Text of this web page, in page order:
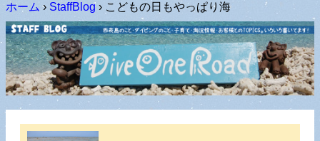
ホーム › StaffBlog › こどもの日もやっぱり海